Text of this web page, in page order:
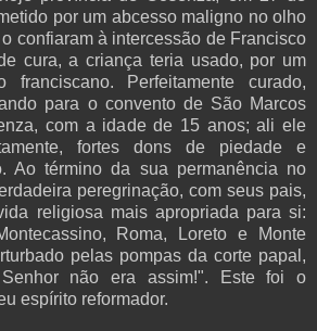
por um abcesso maligno no olho
confiaram à intercessão de Francisco
cura, a criança teria usado, por um
Perfeitamente curado,
para o convento de São Marcos
com a idade de 15 anos; ali ele
fortes dons de piedade e
Ao término da sua permanência no
peregrinação, com seus pais,
religiosa mais apropriada para si:
Roma, Loreto e Monte
pelas pompas da corte papal,
Senhor não era assim!". Este foi o
espírito reformador.